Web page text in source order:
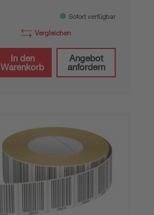
Sofort verfügbar
Vergleichen
In den
Warenkorb
Angebot
anfordern